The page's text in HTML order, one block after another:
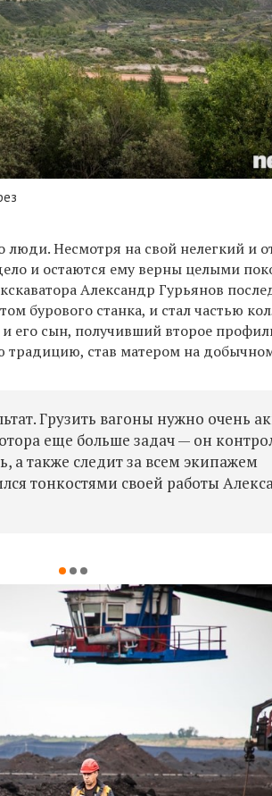
люди. Несмотря на свой нелегкий и
и остаются ему верны целыми
Александр Гурьянов
бурового станка, и стал частью
его сын, получивший второе
традицию, став матером на
Грузить вагоны нужно очень
еще больше задач — он
а также следит за всем экипажем
тонкостями своей работы